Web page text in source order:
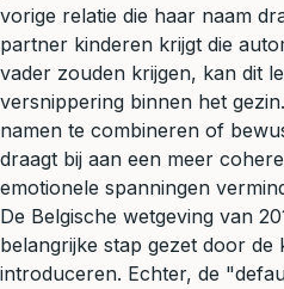
vorige relatie die haar naam
partner kinderen krijgt die
vader zouden krijgen, kan dit
versnippering binnen het
namen te combineren of
draagt bij aan een meer
emotionele spanningen
De Belgische wetgeving van
belangrijke stap gezet door de
introduceren. Echter, de